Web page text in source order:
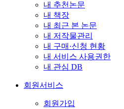
내 추천논문
내 책장
내 최근 본 논문
내 저작물관리
내 구매·신청 현황
내 서비스 사용권한
내 관심 DB
회원서비스
회원가입